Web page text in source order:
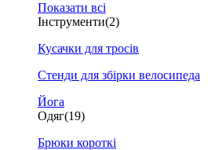
Показати всі
Інструменти(2)
Кусачки для тросів
Стенди для збірки велосипеда
Йога
Одяг(19)
Брюки короткі